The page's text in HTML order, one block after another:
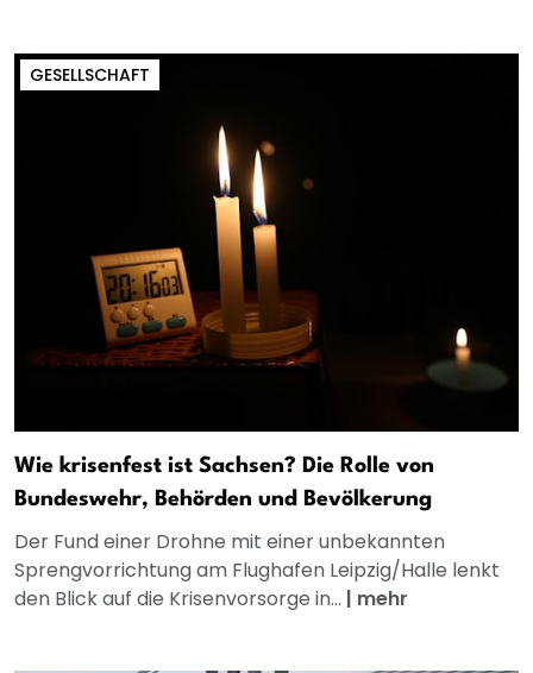
GESELLSCHAFT
Wie krisenfest ist Sachsen? Die Rolle von
Bundeswehr, Behörden und Bevölkerung
Der Fund einer Drohne mit einer unbekannten
Sprengvorrichtung am Flughafen Leipzig/Halle lenkt
den Blick auf die Krisenvorsorge in... | mehr